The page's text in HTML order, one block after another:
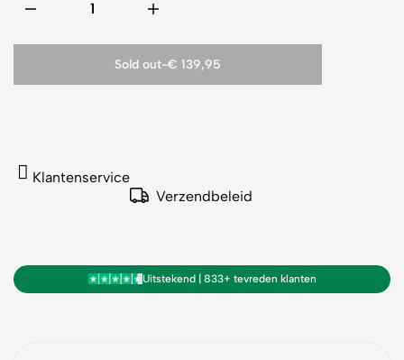
Sold out-€ 139,95
Klantenservice
Verzendbeleid
Uitstekend | 833+ tevreden klanten